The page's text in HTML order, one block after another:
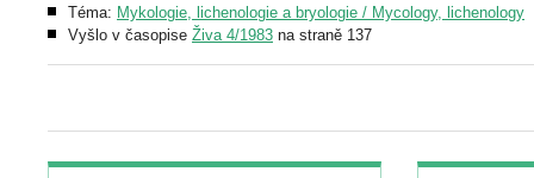
Téma: Mykologie, lichenologie a bryologie / Mycology, lichenology
Vyšlo v časopise Živa 4/1983 na straně 137